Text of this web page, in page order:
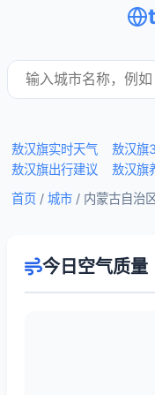
敖汉旗实时天气 敖汉旗
敖汉旗出行建议
敖汉旗
首页 / 城市 / 内蒙古自治
今日空气质量